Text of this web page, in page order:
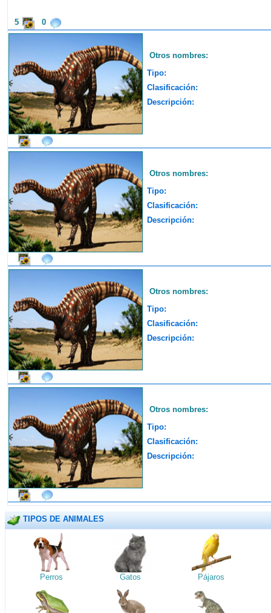
5 0
Otros nombres:
Tipo:
Clasificación:
Descripción:
Otros nombres:
Tipo:
Clasificación:
Descripción:
Otros nombres:
Tipo:
Clasificación:
Descripción:
Otros nombres:
Tipo:
Clasificación:
Descripción:
TIPOS DE ANIMALES
Perros Gatos Pájaros